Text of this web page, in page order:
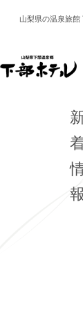
山梨県の温泉旅
新